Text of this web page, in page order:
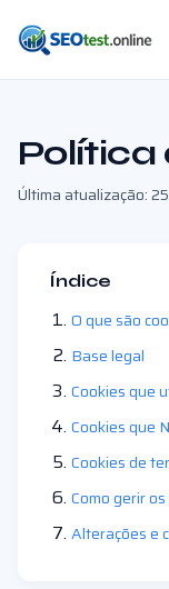
Política
Última atualização:
Índice
O que são
Base legal
Cookies que
Cookies que
Cookies de
Como gerir
Alterações e